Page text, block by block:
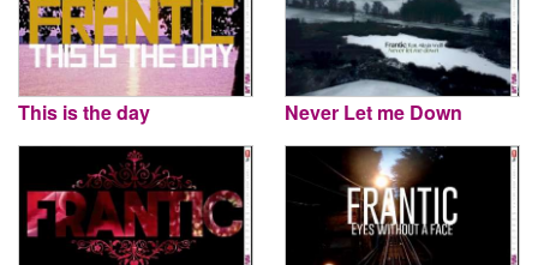
This is the day Never Let me Down